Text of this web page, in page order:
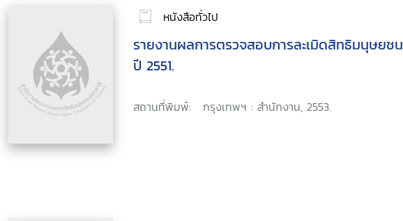
หนังสือทั่วไป
รายงานผลการตรวจสอบการละเมิดสิทธิมนุษยชน
ปี 2551.
สถานที่พิมพ์: กรุงเทพฯ : สำนักงาน, 2553.